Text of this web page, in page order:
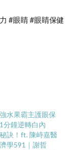
#眼睛 #眼睛保健
水果霸主護眼保
分鐘逆轉白內
訣！ft. 陳峙嘉醫
學591｜謝哲